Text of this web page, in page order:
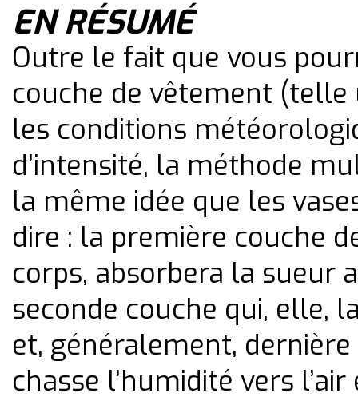
EN RÉSUMÉ
Outre le fait que vous
couche de vêtement (telle
les conditions
d’intensité, la méthode
la même idée que les
dire : la première couche
corps, absorbera la sueur
seconde couche qui, elle,
et, généralement,
chasse l’humidité vers